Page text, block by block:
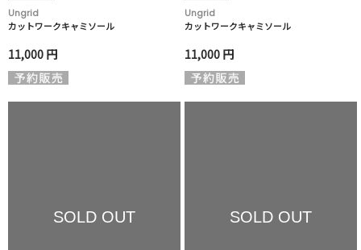
Ungrid
カットワークキャミソール
11,000 円
Ungrid
カットワークキャミソール
11,000 円
SOLD OUT SOLD OUT